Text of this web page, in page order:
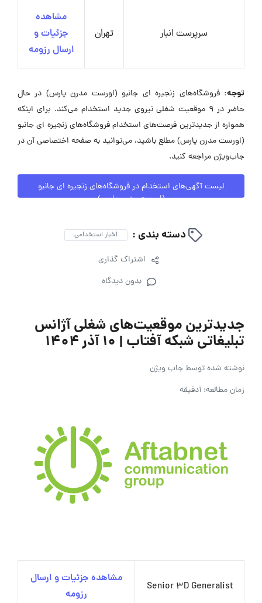
سرپرست انبار تهران
مشاهده
جزئیات و
ارسال رزومه
توجه: فروشگاه‌‌های زنجیره ای ‌جانبو (اورست مدرن پارس) در حال
حاضر در ۹ موقعیت شغلی نیروی جدید استخدام می‌کند. برای اینکه
همواره از جدیدترین فرصت‌های استخدام فروشگاه‌‌های زنجیره ای ‌جانبو
(اورست مدرن پارس) مطلع باشید، می‌توانید به صفحه اختصاصی آن در
جاب‌ویژن مراجعه کنید.
لیست آگهی‌های استخدام در فروشگاه‌‌های زنجیره ای ‌جانبو
(اورست مدرن پارس)
دسته بندی : اخبار استخدامی
اشتراک گذاری
بدون دیدگاه
جدیدترین موقعیت‌های شغلی آژانس
تبلیغاتی شبکه آفتاب | ۱۰ آذر ۱۴۰۴
نوشته شده توسطجاب ویژن
زمان مطالعه: 1دقیقه
Senior 3D Generalist
مشاهده جزئیات و ارسال
رزومه